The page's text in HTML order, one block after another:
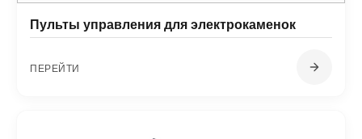
Пульты управления для электрокаменок
ПЕРЕЙТИ